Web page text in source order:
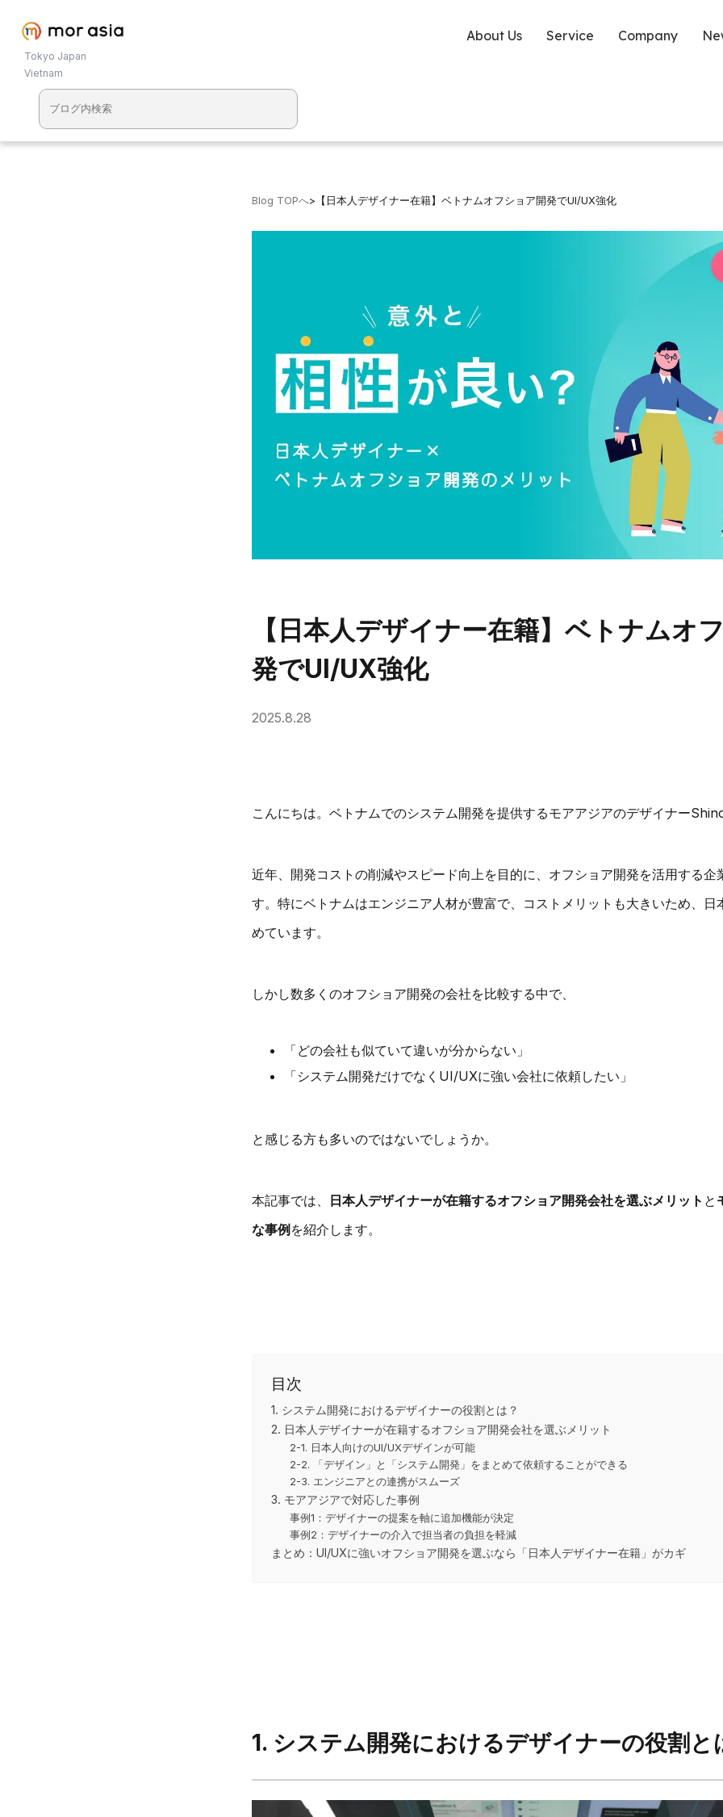
Tokyo Japan
Vietnam
About Us Service Company
Blog TOPへ> 【日本人デザイナー在籍】ベトナムオフショア開発でUI/UX強化
【日本人デザイナー在籍】ベトナムオ
発でUI/UX強化
2025.8.28
こんにちは。ベトナムでのシステム開発を提供するモアアジアのデザイナー
近年、開発コストの削減やスピード向上を目的に、オフショア開発を活用する企
す。特にベトナムはエンジニア人材が豊富で、コストメリットも大きいため、日
めています。
しかし数多くのオフショア開発の会社を比較する中で、
「どの会社も似ていて違いが分からない」
「システム開発だけでなくUI/UXに強い会社に依頼したい」
と感じる方も多いのではないでしょうか。
本記事では、 日本人デザイナーが在籍するオフショア開発会社を選ぶメリット と
な事例を紹介します。
目次
1. システム開発におけるデザイナーの役割とは？
2. 日本人デザイナーが在籍するオフショア開発会社を選ぶメリット
2-1. 日本人向けのUI/UXデザインが可能
2-2. 「デザイン」と「システム開発」をまとめて依頼することができる
2-3. エンジニアとの連携がスムーズ
3. モアアジアで対応した事例
事例1：デザイナーの提案を軸に追加機能が決定
事例2：デザイナーの介入で担当者の負担を軽減
まとめ：UI/UXに強いオフショア開発を選ぶなら「日本人デザイナー在籍」がカギ
1. システム開発におけるデザイナーの役割と